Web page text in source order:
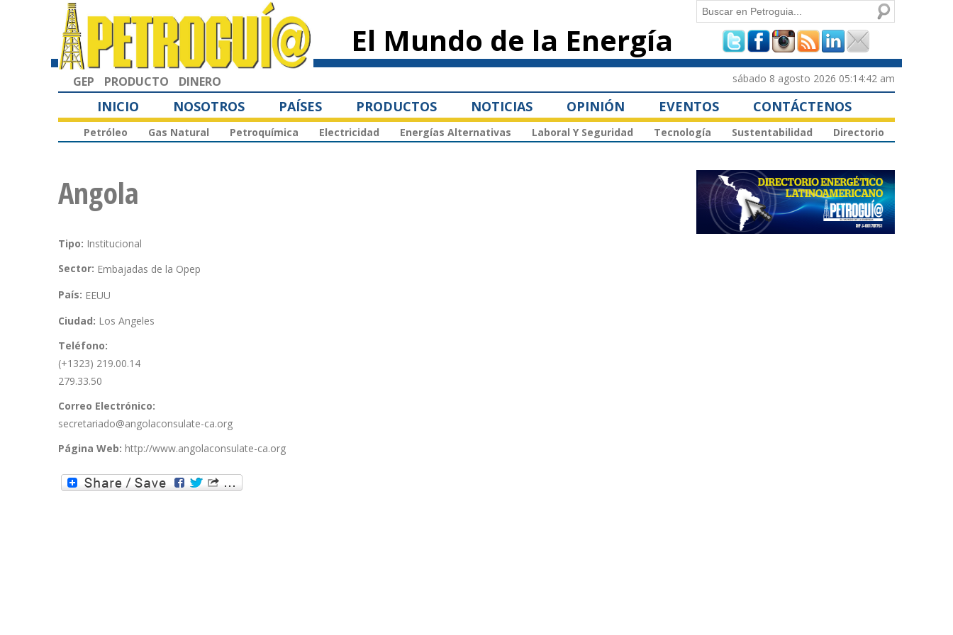
principal
El Mundo de la Energía
Formulario de
búsqueda
Buscar
GEP PRODUCTO DINERO sábado 8 agosto 2026 05:14:42 am
INICIO NOSOTROS PAÍSES PRODUCTOS NOTICIAS OPINIÓN EVENTOS CONTÁCTENOS
Petróleo Gas Natural Petroquímica Electricidad Energías Alternativas Laboral Y Seguridad Tecnología Sustentabilidad Directorio
Angola
Tipo: Institucional
Sector: Embajadas de la Opep
País: EEUU
Ciudad: Los Angeles
Teléfono:
(+1323) 219.00.14
279.33.50
Correo Electrónico:
secretariado@angolaconsulate-ca.org
Página Web: http://www.angolaconsulate-ca.org